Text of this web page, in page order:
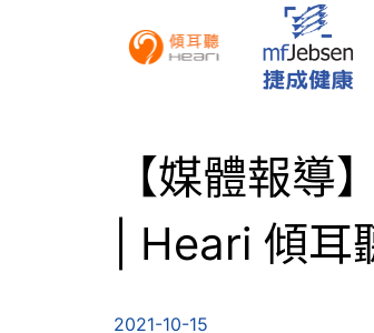
【媒體報
| Heari 傾耳
2021-10-15